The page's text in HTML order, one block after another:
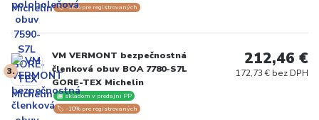
🏷️ -10% pre registrovaných
3.
VM VERMONT bezpečnostná
členková obuv BOA 7780-S7L
GORE-TEX Michelin
🏬 skladom v predajni PP
🏷️ -10% pre registrovaných
212,46 €
172,73 € bez DPH